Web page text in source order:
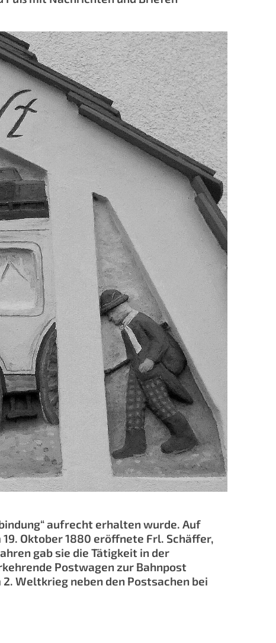
aufrecht erhalten wurde. Auf
Oktober 1880 eröffnete Frl. Schäffer,
gab sie die Tätigkeit in der
Postwagen zur Bahnpost
Weltkrieg neben den Postsachen bei